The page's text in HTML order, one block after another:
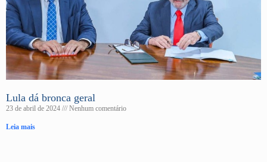
Lula dá bronca geral
23 de abril de 2024 Nenhum comentário
Leia mais